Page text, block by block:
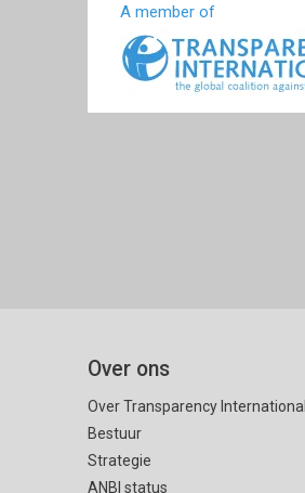
A member of
Over ons
Over Transparency International
Bestuur
Strategie
ANBI status